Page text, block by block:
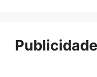
Publicidade